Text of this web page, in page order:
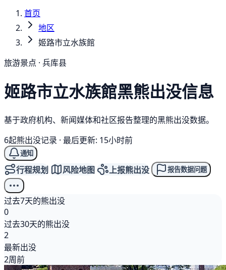
首页
地区
姬路市立水族館
旅游景点 · 兵库县
姬路市立水族館黑熊出没信息
基于政府机构、新闻媒体和社区报告整理的黑熊出没数据。
6起熊出没记录 · 最后更新: 15小时前
通知
行程规划 风险地图 上报熊出没 报告数据问题
过去7天的熊出没
0
过去30天的熊出没
2
最新出没
2周前